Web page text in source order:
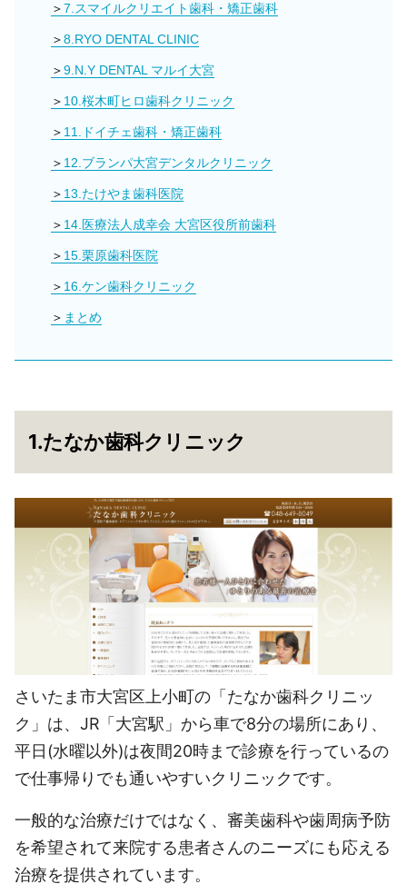
7.スマイルクリエイト歯科・矯正歯科
8.RYO DENTAL CLINIC
9.N.Y DENTAL マルイ大宮
10.桜木町ヒロ歯科クリニック
11.ドイチェ歯科・矯正歯科
12.ブランパ大宮デンタルクリニック
13.たけやま歯科医院
14.医療法人成幸会 大宮区役所前歯科
15.栗原歯科医院
16.ケン歯科クリニック
まとめ
1.たなか歯科クリニック
さいたま市大宮区上小町の「たなか歯科クリニッ
ク」は、JR「大宮駅」から車で8分の場所にあり、
平日(水曜以外)は夜間20時まで診療を行っているの
で仕事帰りでも通いやすいクリニックです。
一般的な治療だけではなく、審美歯科や歯周病予防
を希望されて来院する患者さんのニーズにも応える
治療を提供されています。